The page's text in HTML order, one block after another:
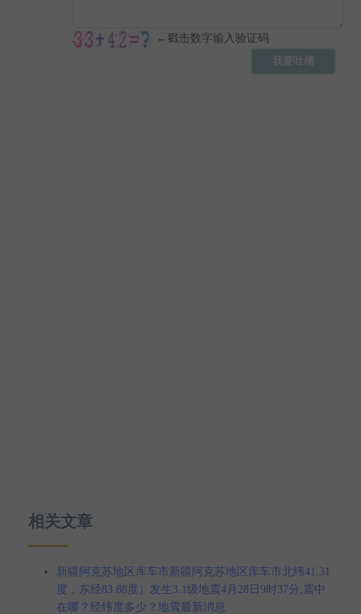
相关文章
新疆阿克苏地区库车市新疆阿克苏地区库车市北纬41.31
度，东经83.88度）发生3.1级地震4月28日9时37分,震中
在哪？经纬度多少？地震最新消息